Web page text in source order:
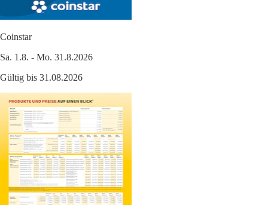
Coinstar
Sa. 1.8. - Mo. 31.8.2026
Gültig bis 31.08.2026